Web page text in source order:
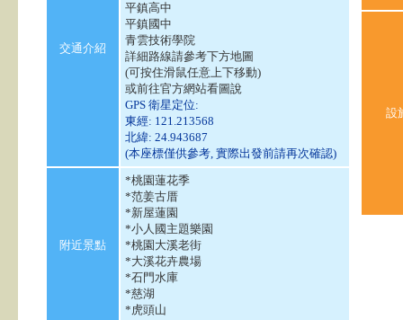
交通介紹
平鎮高中
平鎮國中
青雲技術學院
詳細路線請參考下方地圖
(可按住滑鼠任意上下移動)
或前往官方網站看圖說
GPS 衛星定位:
東經: 121.213568
北緯: 24.943687
(本座標僅供參考, 實際出發前請再次確認)
附近景點
*桃園蓮花季
*范姜古厝
*新屋蓮園
*小人國主題樂園
*桃園大溪老街
*大溪花卉農場
*石門水庫
*慈湖
*虎頭山
設